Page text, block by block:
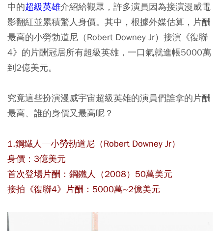
中的超級英雄介紹給觀眾，許多演員因為接演漫威電
影翻紅並累積驚人身價。其中，根據外媒估算，片酬
最高的小勞勃道尼（Robert Downey Jr）接演《復聯
4》的片酬冠居所有超級英雄，一口氣就進帳5000萬
到2億美元。
究竟這些扮演漫威宇宙超級英雄的演員們誰拿的片酬
最高、誰的身價又最高呢？
1.鋼鐵人—小勞勃道尼（Robert Downey Jr）
身價：3億美元
首次登場片酬：鋼鐵人（2008）50萬美元
接拍《復聯4》片酬：5000萬~2億美元